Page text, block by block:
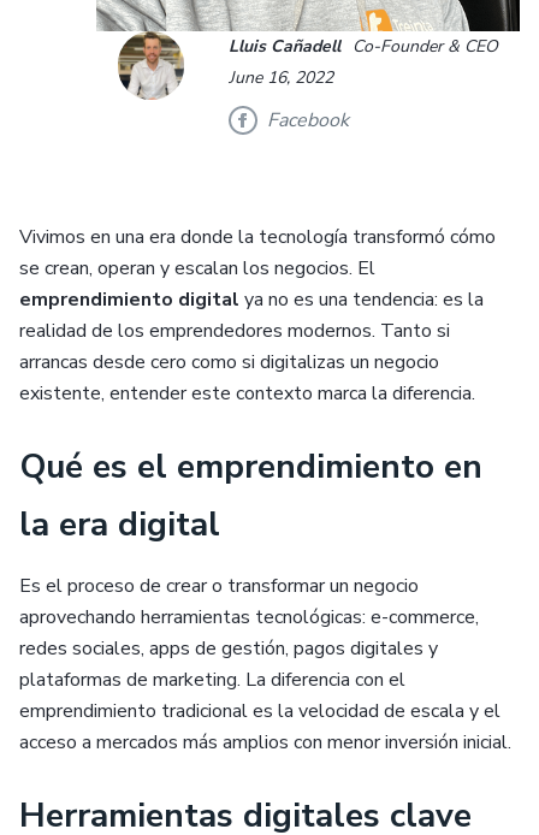
Lluis Cañadell
Co-Founder & CEO
June 16, 2022
Facebook
Vivimos en una era donde la tecnología transformó cómo
se crean, operan y escalan los negocios. El
emprendimiento digital ya no es una tendencia: es la
realidad de los emprendedores modernos. Tanto si
arrancas desde cero como si digitalizas un negocio
existente, entender este contexto marca la diferencia.
Qué es el emprendimiento en
la era digital
Es el proceso de crear o transformar un negocio
aprovechando herramientas tecnológicas: e-commerce,
redes sociales, apps de gestión, pagos digitales y
plataformas de marketing. La diferencia con el
emprendimiento tradicional es la velocidad de escala y el
acceso a mercados más amplios con menor inversión inicial.
Herramientas digitales clave